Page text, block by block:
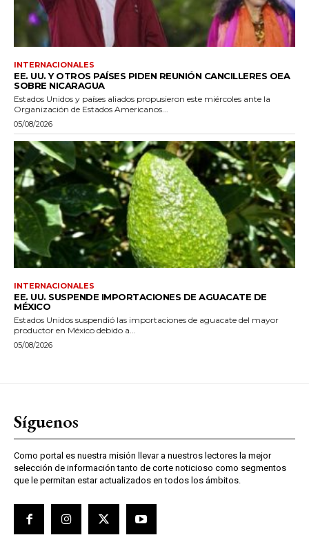
INTERNACIONALES
EE. UU. Y OTROS PAÍSES PIDEN REUNIÓN CANCILLERES OEA
SOBRE NICARAGUA
Estados Unidos y países aliados propusieron este miércoles ante la
Organización de Estados Americanos...
05/08/2026
INTERNACIONALES
EE. UU. SUSPENDE IMPORTACIONES DE AGUACATE DE
MÉXICO
Estados Unidos suspendió las importaciones de aguacate del mayor
productor en México debido a...
05/08/2026
Síguenos
Como portal es nuestra misión llevar a nuestros lectores la mejor
selección de información tanto de corte noticioso como segmentos
que le permitan estar actualizados en todos los ámbitos.